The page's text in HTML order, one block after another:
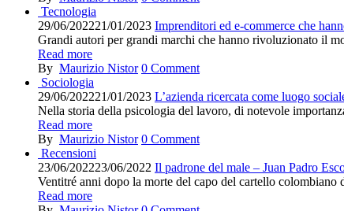
Tecnologia
29/06/202221/01/2023 Imprenditori ed e-commerce che
Grandi autori per grandi marchi che hanno rivoluzionato il
Read more
By Maurizio Nistor 0 Comment
Sociologia
29/06/202221/01/2023 L’azienda ricercata come luogo
Nella storia della psicologia del lavoro, di notevole
Read more
By Maurizio Nistor 0 Comment
Recensioni
23/06/202223/06/2022 Il padrone del male – Juan Padro
Ventitré anni dopo la morte del capo del cartello
Read more